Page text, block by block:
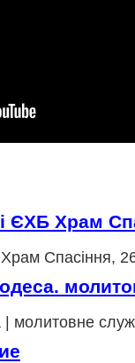
ЄХБ Храм
Спасіння,
молитовне